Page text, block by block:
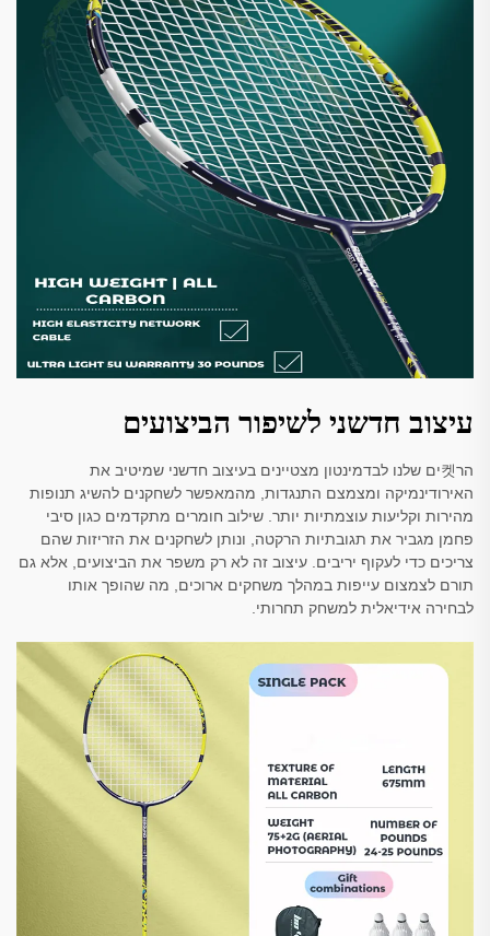
עיצוב חדשני לשיפור הביצועים
הר켓ים שלנו לבדמינטון מצטיינים בעיצוב חדשני שמיטיב את
האירודינמיקה ומצמצם התנגדות, מהמאפשר לשחקנים להשיג תנופות
מהירות וקליעות עוצמתיות יותר. שילוב חומרים מתקדמים כגון סיבי
פחמן מגביר את תגובתיות הרקטה, ונותן לשחקנים את הזריזות שהם
צריכים כדי לעקוף יריבים. עיצוב זה לא רק משפר את הביצועים, אלא גם
תורם לצמצום עייפות במהלך משחקים ארוכים, מה שהופך אותו
לבחירה אידיאלית למשחק תחרותי.